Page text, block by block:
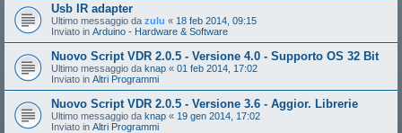
Usb IR adapter
Ultimo messaggio da zulu « 18 feb 2014, 09:15
Inviato in Arduino - Hardware & Software
Nuovo Script VDR 2.0.5 - Versione 4.0 - Supporto OS 32 Bit
Ultimo messaggio da knap « 01 feb 2014, 17:02
Inviato in Altri Programmi
Nuovo Script VDR 2.0.5 - Versione 3.6 - Aggior. Librerie
Ultimo messaggio da knap « 19 gen 2014, 17:02
Inviato in Altri Programmi